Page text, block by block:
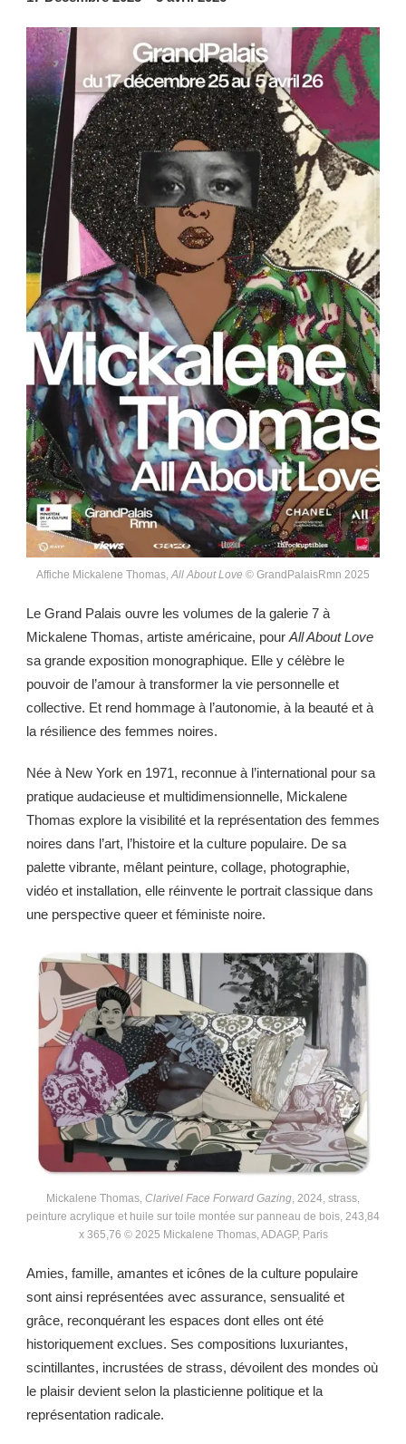
Affiche Mickalene Thomas, All About Love © GrandPalaisRmn 2025
Le Grand Palais ouvre les volumes de la galerie 7 à
Mickalene Thomas, artiste américaine, pourAll About Love
sa grande exposition monographique. Elle y célèbre le
pouvoir de l’amour à transformer la vie personnelle et
collective. Et rend hommage à l’autonomie, à la beauté et à
la résilience des femmes noires.
Née à New York en 1971, reconnue à l’international pour sa
pratique audacieuse et multidimensionnelle, Mickalene
Thomas explore la visibilité et la représentation des femmes
noires dans l’art, l’histoire et la culture populaire. De sa
palette vibrante, mêlant peinture, collage, photographie,
vidéo et installation, elle réinvente le portrait classique dans
une perspective queer et féministe noire.
Mickalene Thomas, Clarivel Face Forward Gazing , 2024, strass,
peinture acrylique et huile sur toile montée sur panneau de bois, 243,84
x 365,76 © 2025 Mickalene Thomas, ADAGP, Paris
Amies, famille, amantes et icônes de la culture populaire
sont ainsi représentées avec assurance, sensualité et
grâce, reconquérant les espaces dont elles ont été
historiquement exclues. Ses compositions luxuriantes,
scintillantes, incrustées de strass, dévoilent des mondes où
le plaisir devient selon la plasticienne politique et la
représentation radicale.